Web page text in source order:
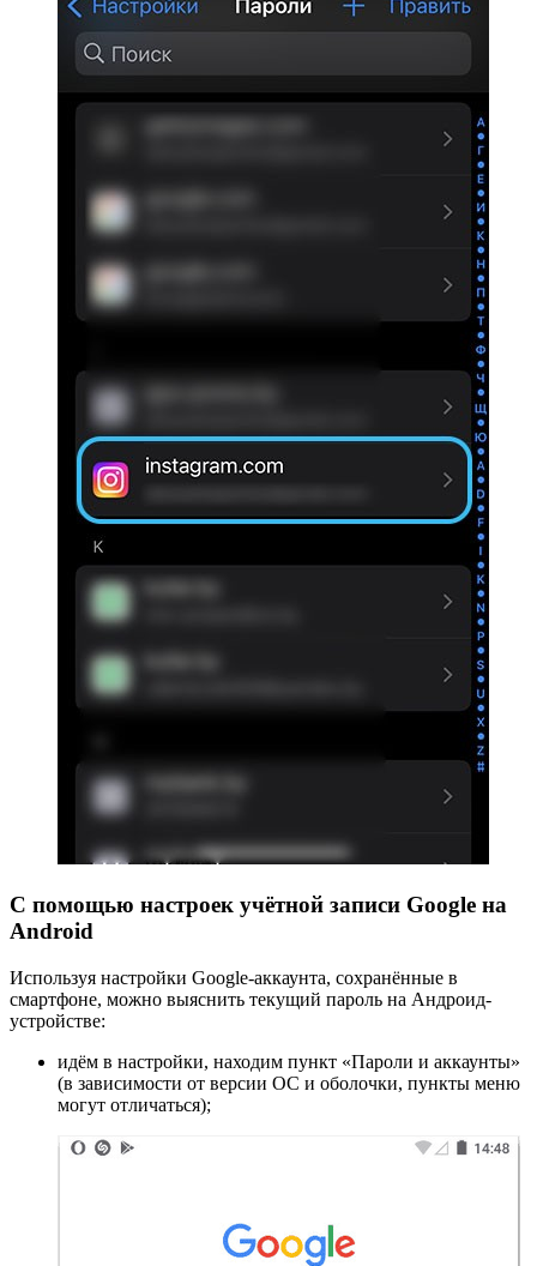
С помощью настроек учётной записи Google на
Android
Используя настройки Google-аккаунта, сохранённые в
смартфоне, можно выяснить текущий пароль на Андроид-
устройстве:
идём в настройки, находим пункт «Пароли и аккаунты»
(в зависимости от версии ОС и оболочки, пункты меню
могут отличаться);